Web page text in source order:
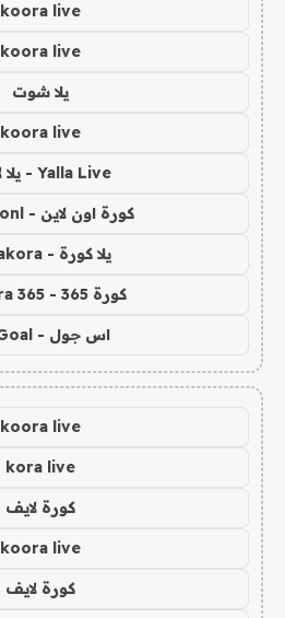
koora live
koora live
يلا شوت
koora live
Yalla Live - يلا لايف
كورة اون لاين - koora onl
يلا كورة - yallakora
كورة 365 - kooora 365
اس جول - AS Goal
koora live
kora live
كورة لايف
koora live
كورة لايف